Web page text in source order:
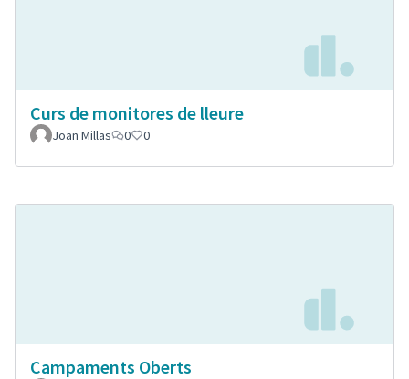
Curs de monitores de lleure
Joan Millas 0 0
Campaments Oberts